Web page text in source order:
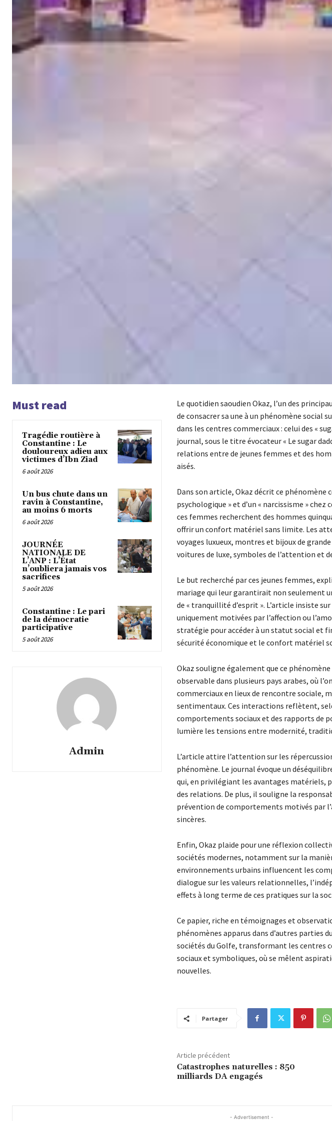
Must read
Tragédie routière à
Constantine : Le
douloureux adieu aux
victimes d’Ibn Ziad
6 août 2026
Un bus chute dans un
ravin à Constantine,
au moins 6 morts
6 août 2026
JOURNÉE
NATIONALE DE
L’ANP : L’État
n’oubliera jamais vos
sacrifices
5 août 2026
Constantine : Le pari
de la démocratie
participative
5 août 2026
Admin
Le quotidien saoudien Okaz, l’un des
de consacrer sa une à un phénomène social
dans les centres commerciaux : celui des «
journal, sous le titre évocateur « Le sugar
relations entre de jeunes femmes et des
aisés.
Dans son article, Okaz décrit ce phénomène
psychologique » et d’un « narcissisme »
ces femmes recherchent des hommes
offrir un confort matériel sans limite. Les
voyages luxueux, montres et bijoux de
voitures de luxe, symboles de l’attention et
Le but recherché par ces jeunes femmes,
mariage qui leur garantirait non seulement
de « tranquillité d’esprit ». L’article insiste
uniquement motivées par l’affection ou
stratégie pour accéder à un statut social et
sécurité économique et le confort matériel
Okaz souligne également que ce
observable dans plusieurs pays arabes, où
commerciaux en lieux de rencontre sociale,
sentimentaux. Ces interactions reflètent,
comportements sociaux et des rapports de
lumière les tensions entre modernité,
L’article attire l’attention sur les
phénomène. Le journal évoque un
qui, en privilégiant les avantages matériels,
des relations. De plus, il souligne la
prévention de comportements motivés par
sincères.
Enfin, Okaz plaide pour une réflexion
sociétés modernes, notamment sur la
environnements urbains influencent les
dialogue sur les valeurs relationnelles,
effets à long terme de ces pratiques sur la
Ce papier, riche en témoignages et
phénomènes apparus dans d’autres parties
sociétés du Golfe, transformant les centres
sociaux et symboliques, où se mêlent
nouvelles.
Partager
Article précédent
Catastrophes naturelles : 850
milliards DA engagés
- Advertisement -